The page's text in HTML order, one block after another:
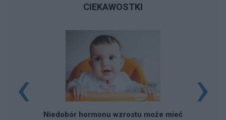
CIEKAWOSTKI
Niedobór hormonu wzrostu może mieć
‹ ›